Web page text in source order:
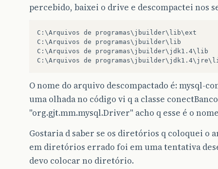
//TODO: use um sistema de log apropriado.
}
return
;
}
public closeConnection
try {
con
();
} catch ( SQLException e) {
//TODO: use um sistema de log
}
}
percebido, baixei o drive e descompactei nos
C:\Arquivos de programas\jbuilder\lib\ext
C:\Arquivos de programas\jbuilder\lib
C:\Arquivos de programas\jbuilder\jdk1.4\lib
O nome do arquivo descompactado é: mysql-
uma olhada no código vi q a classe
"org.gjt.mm.mysql.Driver" acho q esse é o
Gostaria d saber se os diretórios q coloquei o
em diretórios errado foi em uma tentativa
devo colocar no diretório.